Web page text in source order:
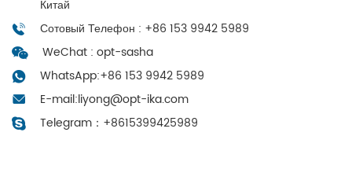
Китай
Сотовый Телефон : +86 153 9942 5989
WeChat : opt-sasha
WhatsApp:+86 153 9942 5989
E-mail:liyong@opt-ika.com
Telegram： +8615399425989